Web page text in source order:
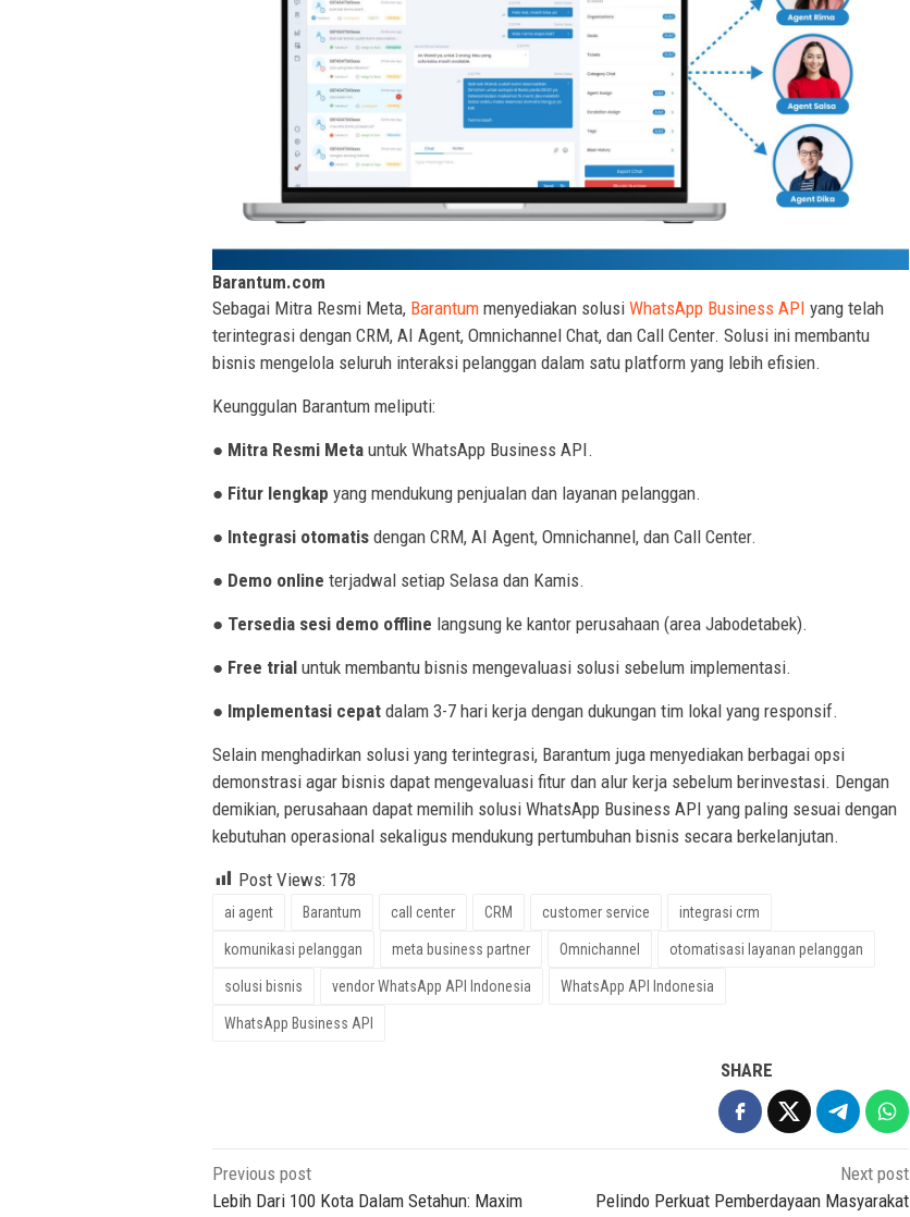
Barantum.com
Sebagai Mitra Resmi Meta, Barantum menyediakan solusi WhatsApp Business API yang telah
terintegrasi dengan CRM, AI Agent, Omnichannel Chat, dan Call Center. Solusi ini membantu
bisnis mengelola seluruh interaksi pelanggan dalam satu platform yang lebih efisien.
Keunggulan Barantum meliputi:
● Mitra Resmi Meta untuk WhatsApp Business API.
● Fitur lengkap yang mendukung penjualan dan layanan pelanggan.
● Integrasi otomatis dengan CRM, AI Agent, Omnichannel, dan Call Center.
● Demo online terjadwal setiap Selasa dan Kamis.
● Tersedia sesi demo offline langsung ke kantor perusahaan (area Jabodetabek).
● Free trial untuk membantu bisnis mengevaluasi solusi sebelum implementasi.
● Implementasi cepat dalam 3-7 hari kerja dengan dukungan tim lokal yang responsif.
Selain menghadirkan solusi yang terintegrasi, Barantum juga menyediakan berbagai opsi
demonstrasi agar bisnis dapat mengevaluasi fitur dan alur kerja sebelum berinvestasi. Dengan
demikian, perusahaan dapat memilih solusi WhatsApp Business API yang paling sesuai dengan
kebutuhan operasional sekaligus mendukung pertumbuhan bisnis secara berkelanjutan.
Post Views: 178
ai agent Barantum call center CRM customer service integrasi crm
komunikasi pelanggan meta business partner Omnichannel otomatisasi layanan pelanggan
solusi bisnis vendor WhatsApp API Indonesia WhatsApp API Indonesia
WhatsApp Business API
SHARE
Post
navigation
Previous post
Lebih Dari 100 Kota Dalam Setahun: Maxim
Next post
Pelindo Perkuat Pemberdayaan Masyarakat